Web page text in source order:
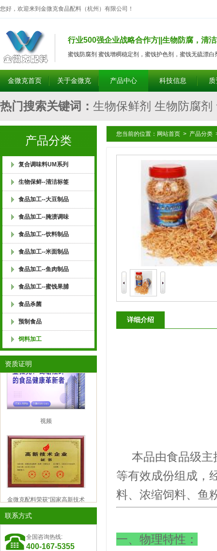
您好，欢迎来到金微克食品配料（杭州）有限公司！
行业500强企业战略合作方||生物防腐，清
蜜饯防腐剂 蜜饯增稠稳定剂，蜜饯护色剂，蜜饯无硫漂白
金微克首页 关于金微克 产品中心 科技信息
热门搜索关键词： 生物保鲜剂 生物防腐剂
食品防腐剂 食品保鲜剂 食品护色剂 食品
增脆剂 食品膨松剂 腐竹耐煮剂 腐竹亮
筋剂 腐竹强筋剂 饮料护色剂 酱菜除臭
杀菌剂 食品消毒剂 防油水分离剂 食品
食品增产剂 食品乳化稳定剂 酱菜 酱腌
豆制品 浓缩果汁 淀粉制品 年糕 米制
包 糕点 米粉 川粉 河粉 酸辣粉 土豆粉
食品 金微克生物 全价饲料 半价饲料 宠
化剂 饲料生物防霉剂 饲料脱霉剂 饲料
物制品有限公司 水果罐头，果汁饮料，
糕，固体饮料，米酒，酒酿，果冻，果酱
奶，果奶，风味奶饮料，肉制品护色，肉
腐，肉制品甜味 肉制品漂白
产品分类
复合调味料UM系列
生物保鲜--清洁标签
食品加工--大豆制品
食品加工--腌渍调味
食品加工--饮料制品
食品加工--米面制品
食品加工--鱼肉制品
食品加工--蜜饯果脯
食品杀菌
预制食品
饲料加工
资质证明
萧山食品工业协会监事长单位
企业”称号
联系方式
全国咨询热线:
400-167-5355
您当前的位置： 网站首页 > 产品分类
详细介绍
本品由食品级
等有效成份组成，
料、浓缩饲料、鱼
一、物理特性：